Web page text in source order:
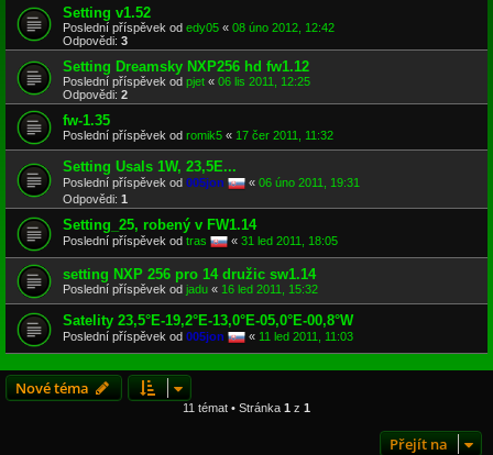
Setting v1.52
Poslední příspěvek od edy05 « 08 úno 2012, 12:42
Odpovědi: 3
Setting Dreamsky NXP256 hd fw1.12
Poslední příspěvek od pjet « 06 lis 2011, 12:25
Odpovědi: 2
fw-1.35
Poslední příspěvek od romik5 « 17 čer 2011, 11:32
Setting Usals 1W, 23,5E...
Poslední příspěvek od 005jon « 06 úno 2011, 19:31
Odpovědi: 1
Setting_25, robený v FW1.14
Poslední příspěvek od tras « 31 led 2011, 18:05
setting NXP 256 pro 14 družic sw1.14
Poslední příspěvek od jadu « 16 led 2011, 15:32
Satelity 23,5°E-19,2°E-13,0°E-05,0°E-00,8°W
Poslední příspěvek od 005jon « 11 led 2011, 11:03
Nové téma
11 témat • Stránka 1 z 1
Přejít na